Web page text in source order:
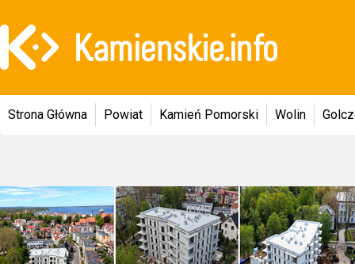
Strona Główna Powiat Kamień Pomorski Wolin